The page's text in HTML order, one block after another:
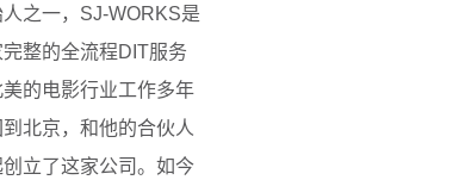
之一，SJ-WORKS是
整的全流程DIT服务
的电影行业工作多年
北京，和他的合伙人
立了这家公司。如今